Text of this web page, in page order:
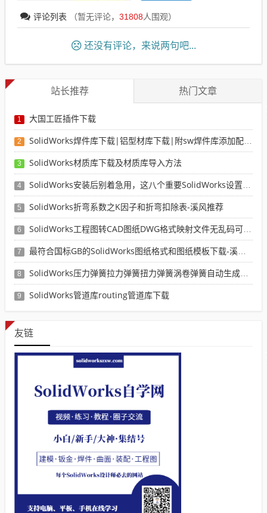
评论列表 （暂无评论， 31808人围观）
还没有评论，来说两句吧...
站长推荐 热门文章
1 大国工匠插件下载
2 SolidWorks焊件库下载|铝型材库下载|附sw焊件库添加配置使用教程
3 SolidWorks材质库下载及材质库导入方法
4 SolidWorks安装后别着急用，这八个重要SolidWorks设置可以提高你的画图效率
5 SolidWorks折弯系数之K因子和折弯扣除表-溪风推荐
6 SolidWorks工程图转CAD图纸DWG格式映射文件无乱码可分层-溪风亲测推荐
7 最符合国标GB的SolidWorks图纸格式和图纸模板下载-溪风专用版
8 SolidWorks压力弹簧拉力弹簧扭力弹簧涡卷弹簧自动生成宏程序下载
9 SolidWorks管道库routing管道库下载
友链